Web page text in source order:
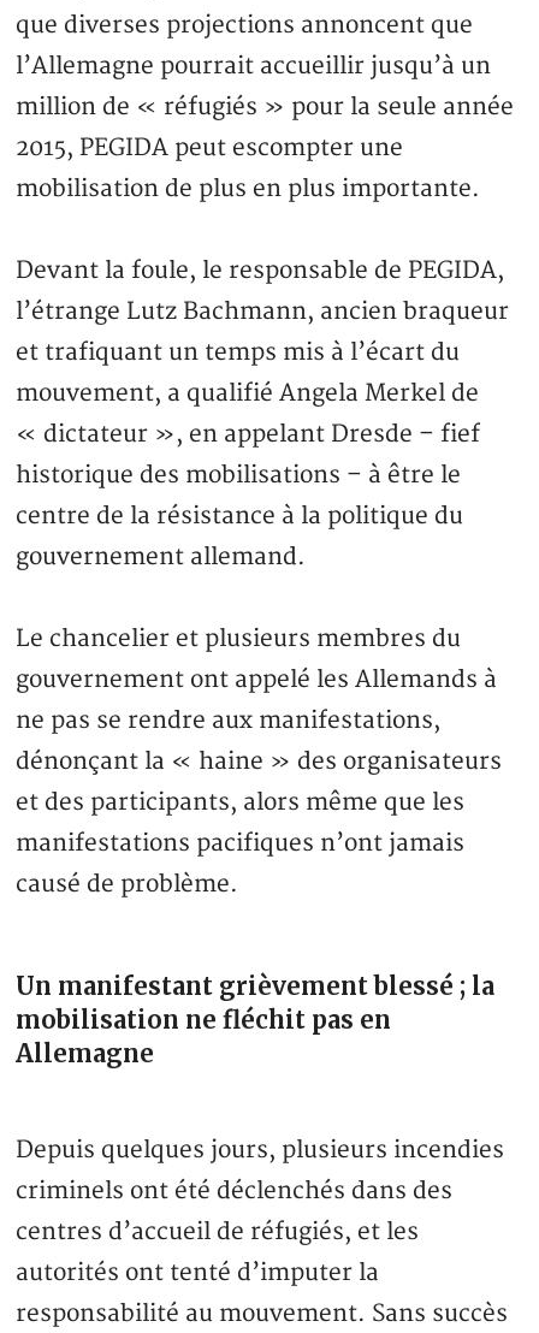
que diverses projections annoncent que
l’Allemagne pourrait accueillir jusqu’à un
million de « réfugiés » pour la seule année
2015, PEGIDA peut escompter une
mobilisation de plus en plus importante.
Devant la foule, le responsable de PEGIDA,
l’étrange Lutz Bachmann, ancien braqueur
et trafiquant un temps mis à l’écart du
mouvement, a qualifié Angela Merkel de
« dictateur », en appelant Dresde – fief
historique des mobilisations – à être le
centre de la résistance à la politique du
gouvernement allemand.
Le chancelier et plusieurs membres du
gouvernement ont appelé les Allemands à
ne pas se rendre aux manifestations,
dénonçant la « haine » des organisateurs
et des participants, alors même que les
manifestations pacifiques n’ont jamais
causé de problème.
Un manifestant grièvement blessé ; la
mobilisation ne fléchit pas en
Allemagne
Depuis quelques jours, plusieurs incendies
criminels ont été déclenchés dans des
centres d’accueil de réfugiés, et les
autorités ont tenté d’imputer la
responsabilité au mouvement. Sans succès